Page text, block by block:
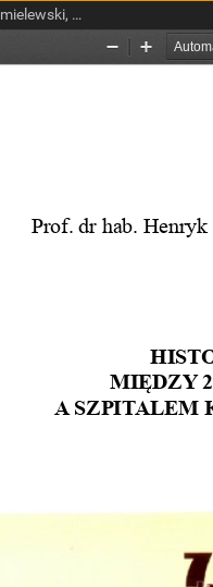
Chmielewski, Henryk